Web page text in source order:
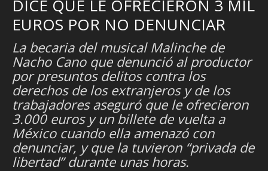
DICE QUE LE OFRECIERON 3 MIL
EUROS POR NO DENUNCIAR
La becaria del musical Malinche de
Nacho Cano que denunció al productor
por presuntos delitos contra los
derechos de los extranjeros y de los
trabajadores aseguró que le ofrecieron
3.000 euros y un billete de vuelta a
México cuando ella amenazó con
denunciar, y que la tuvieron “privada de
libertad” durante unas horas.